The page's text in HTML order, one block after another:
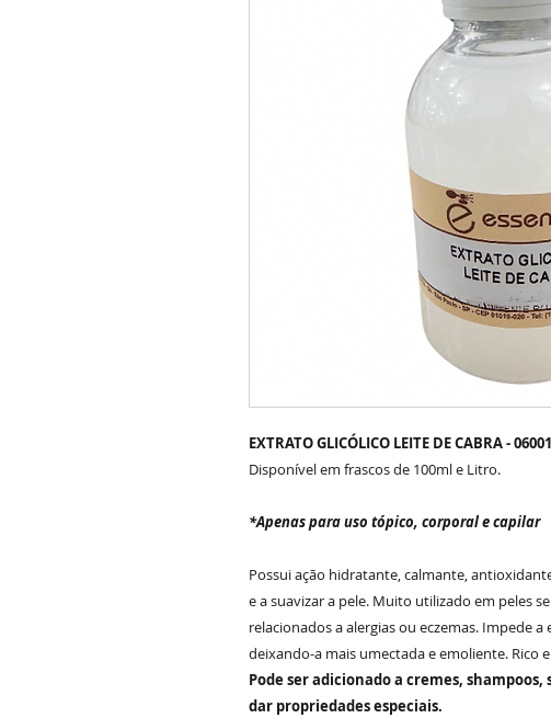
EXTRATO GLICÓLICO LEITE DE CABRA -
Disponível em frascos de 100ml e Litro.
*Apenas para uso tópico, corporal e capilar
Possui ação hidratante, calmante,
e a suavizar a pele. Muito utilizado em peles
relacionados a alergias ou eczemas. Impede
deixando-a mais umectada e emoliente. Rico
Pode ser adicionado a cremes,
dar propriedades especiais.